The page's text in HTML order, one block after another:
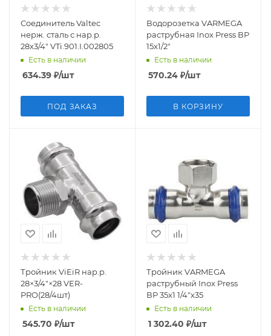
Соединитель Valtec
нерж. сталь с нар.р.
28х3/4" VTi.901.I.002805
Есть в наличии
634.39 ₽/шт
ПОД ЗАКАЗ
Водорозетка VARMEGA
раструбная Inox Press ВР
15x1/2"
Есть в наличии
570.24 ₽/шт
В КОРЗИНУ
Тройник ViEiR нар.р.
28×3/4"×28 VER-
PRO(28/4шт)
Есть в наличии
545.70 ₽/шт
Тройник VARMEGA
раструбный Inox Press
ВР 35x1 1/4"x35
Есть в наличии
1 302.40 ₽/шт